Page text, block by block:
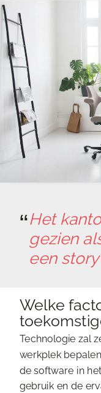
Het
gezien
een
Welke
Technologie zal
werkplek
de software in
gebruik en de